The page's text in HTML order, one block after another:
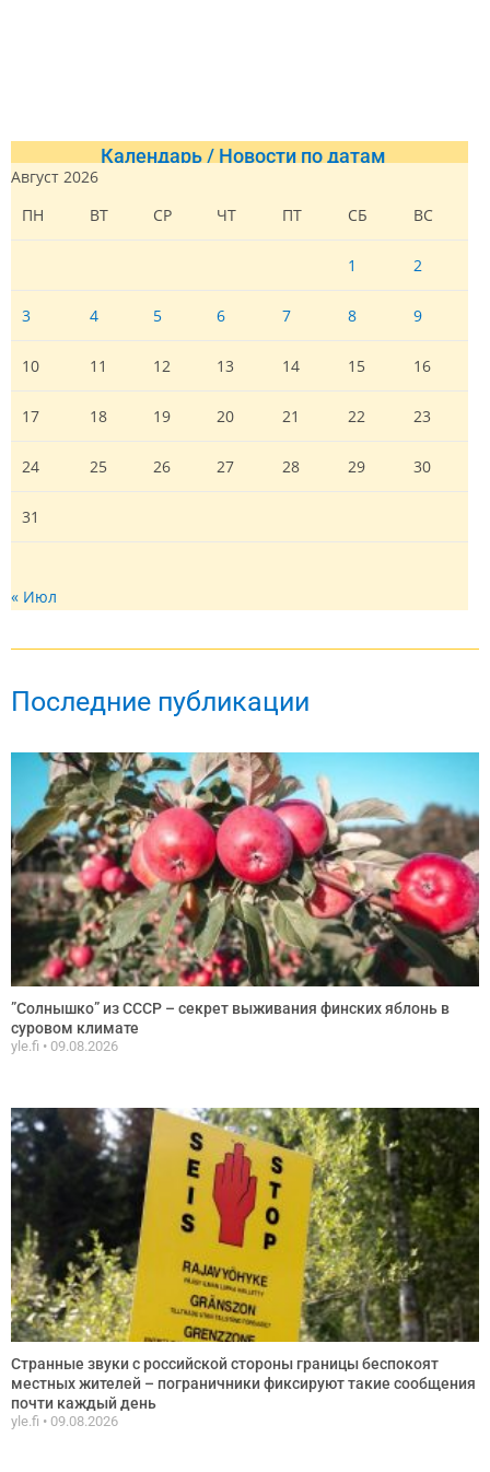
Календарь / Новости по датам
Август 2026
ПН
ВТ СР ЧТ ПТ СБ ВС
1 2
3 4 5 6 7 8 9
10 11 12 13 14 15 16
17 18 19 20 21 22 23
24 25 26 27 28 29 30
31
« Июл
Последние публикации
”Солнышко” из СССР – секрет выживания финских яблонь в
суровом климате
yle.fi 09.08.2026
Странные звуки с российской стороны границы беспокоят
местных жителей – пограничники фиксируют такие сообщения
почти каждый день
yle.fi 09.08.2026